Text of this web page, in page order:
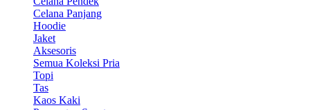
Celana Panjang
Hoodie
Jaket
Aksesoris
Semua Koleksi Pria
Topi
Tas
Kaos Kaki